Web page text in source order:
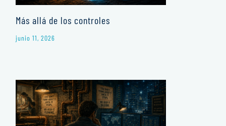
Más allá de los controles
junio 11, 2026